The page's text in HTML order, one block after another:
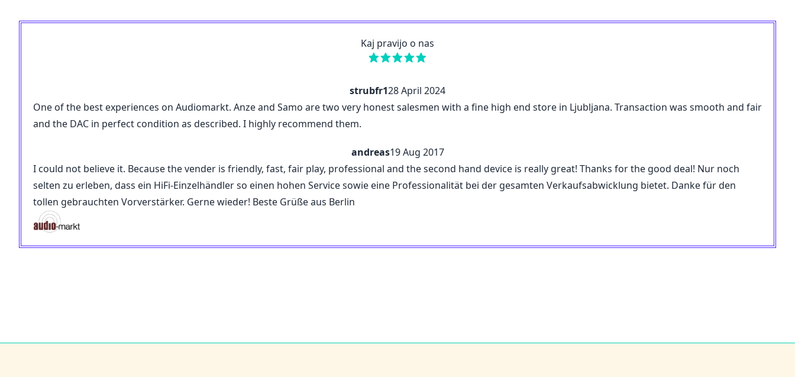
Kaj pravijo o nas
strubfr128 April 2024
One of the best experiences on Audiomarkt. Anze and Samo are two very honest salesmen with a fine high end store in Ljubljana. Transaction was smooth and fair
and the DAC in perfect condition as described. I highly recommend them.
andreas19 Aug 2017
I could not believe it. Because the vender is friendly, fast, fair play, professional and the second hand device is really great! Thanks for the good deal! Nur noch
selten zu erleben, dass ein HiFi-Einzelhändler so einen hohen Service sowie eine Professionalität bei der gesamten Verkaufsabwicklung bietet. Danke für den
tollen gebrauchten Vorverstärker. Gerne wieder! Beste Grüße aus Berlin